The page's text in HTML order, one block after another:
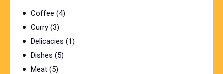
Coffee (4)
Curry (3)
Delicacies (1)
Dishes (5)
Meat (5)